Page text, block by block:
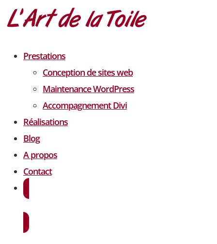
Prestations
Conception de sites web
Maintenance WordPress
Accompagnement Divi
Réalisations
Blog
A propos
Contact